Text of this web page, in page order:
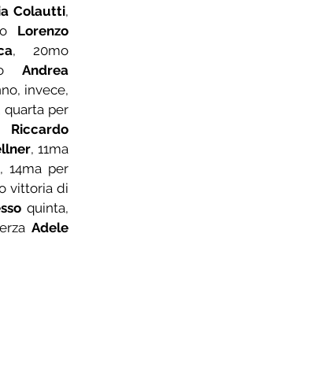
Colautti,
Lorenzo
Andrea
invece,
Riccardo
, 11ma
vittoria di
quinta,
Adele